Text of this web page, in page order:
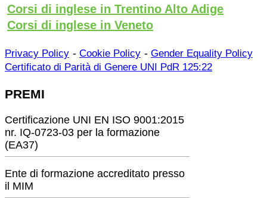
Corsi di inglese in Trentino Alto Adige
Corsi di inglese in Veneto
Privacy Policy - Cookie Policy - Gender Equality Policy
Certificato di Parità di Genere UNI PdR 125:22
PREMI
Certificazione UNI EN ISO 9001:2015
nr. IQ-0723-03 per la formazione
(EA37)
Ente di formazione accreditato presso
il MIM